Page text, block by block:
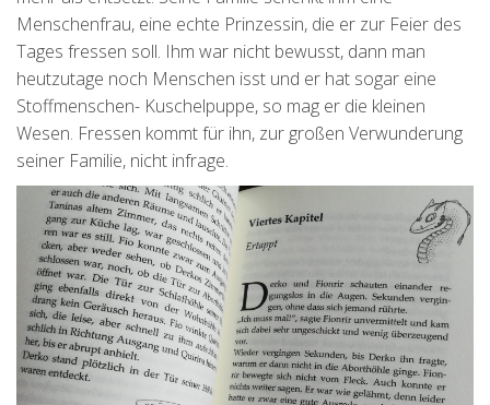
Menschenfrau, eine echte Prinzessin, die er zur Feier des
Tages fressen soll. Ihm war nicht bewusst, dann man
heutzutage noch Menschen isst und er hat sogar eine
Stoffmenschen- Kuschelpuppe, so mag er die kleinen
Wesen. Fressen kommt für ihn, zur großen Verwunderung
seiner Familie, nicht infrage.